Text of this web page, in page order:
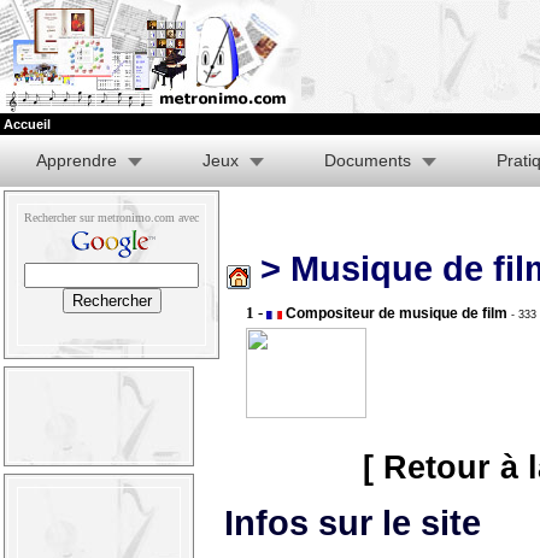
Accueil
Apprendre Jeux Documents
Rechercher sur metronimo.com avec
> Musique de
1 - Compositeur de musique de film -
[ Retour à
Infos sur le site